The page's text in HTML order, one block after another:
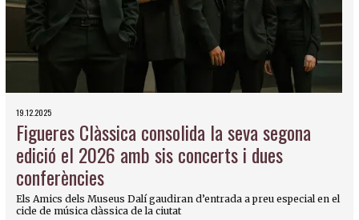
19.12.2025
Figueres Clàssica consolida la seva segona
edició el 2026 amb sis concerts i dues
conferències
Els Amics dels Museus Dalí gaudiran d’entrada a preu especial en el
cicle de música clàssica de la ciutat